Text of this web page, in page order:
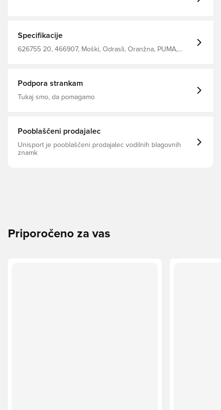
Specifikacije
626755 20, 466907, Moški, Odrasli, Oranžna, PUMA,
Podpora strankam
Tukaj smo, da pomagamo
Pooblaščeni prodajalec
Unisport je pooblaščeni prodajalec vodilnih blagovnih
znamk
Priporočeno za vas